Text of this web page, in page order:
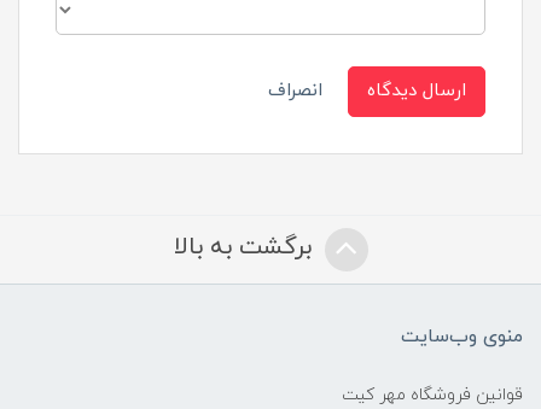
ارسال دیدگاه انصراف
برگشت به بالا
منوی وب‌سایت
قوانین فروشگاه مهر کیت